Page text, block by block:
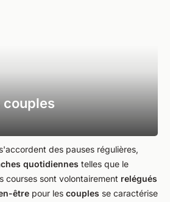
couples
des pauses régulières,
quotidiennes telles que le
courses sont volontairement relégués
être pour les couples se caractérise